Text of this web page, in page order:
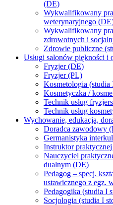
(DE)
Wykwalifikowany
weterynaryjnego
Wykwalifikowany
zdrowotnych i
Zdrowie publiczne
Usługi salonów piękności
Fryzjer (DE)
Fryzjer (PL)
Kosmetologia
Kosmetyczka /
Technik usług
Technik usług
Wychowanie, edukacja,
Doradca zawodowy
Germanistyka
Instruktor
Nauczyciel
dualnym (DE)
Pedagog – specj.
ustawicznego z egz.
Pedagogika (studia I
Socjologia (studia I